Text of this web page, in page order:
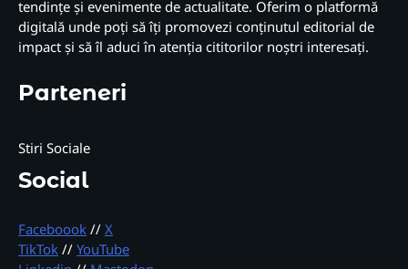
tendințe și evenimente de actualitate. Oferim o platformă
digitală unde poți să îți promovezi conținutul editorial de
impact și să îl aduci în atenția cititorilor noștri interesați.
Parteneri
Stiri Sociale
Social
Faceboook // X
TikTok // YouTube